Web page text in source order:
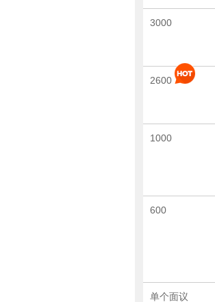
3000
2600
1000
600
单个面议